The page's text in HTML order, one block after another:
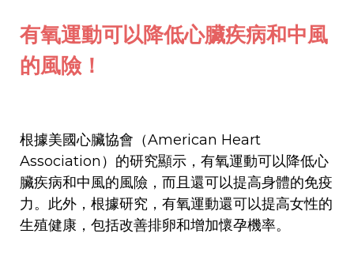
有氧運動可以降低心臟疾病和中風
的風險！
根據美國心臟協會（American Heart
Association）的研究顯示，有氧運動可以降低心
臟疾病和中風的風險，而且還可以提高身體的免疫
力。此外，根據研究，有氧運動還可以提高女性的
生殖健康，包括改善排卵和增加懷孕機率。